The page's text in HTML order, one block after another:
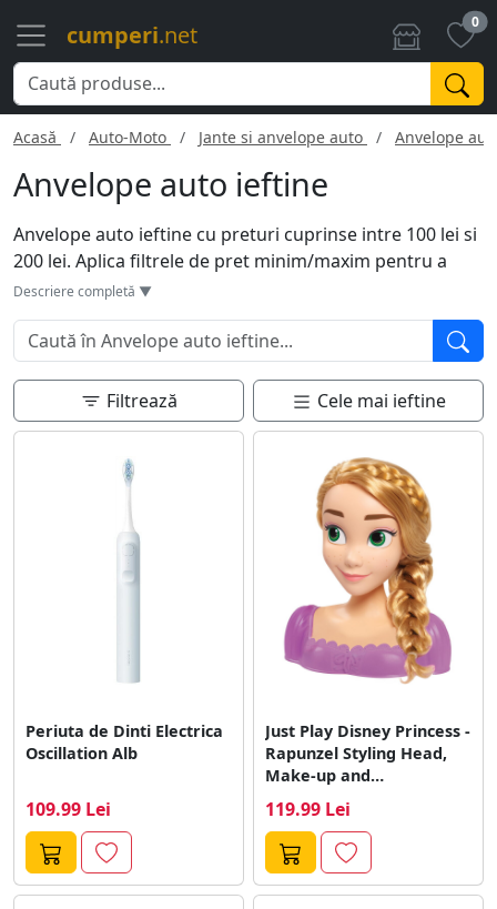
cumperi.net 0
Acasă Auto-Moto Jante si anvelope auto Anvelope
Anvelope auto ieftine
Anvelope auto ieftine cu preturi cuprinse intre 100 lei si
200 lei. Aplica filtrele de pret minim/maxim pentru a
modifica pretul in functie de bugetul tau. Pentru a gasi
cu usurinta modelele de anvelope auto ceea ce te
intereseaza, foloseste functia de cautare de mai jos.
Descriere completă ▼
Filtrează Cele mai ieftine
Periuta de Dinti Electrica
Oscillation Alb
109.99 Lei
Just Play Disney Princess -
Rapunzel Styling Head,
Make-up and
119.99 Lei